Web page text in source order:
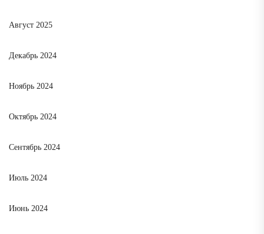
Август 2025
Декабрь 2024
Ноябрь 2024
Октябрь 2024
Сентябрь 2024
Июль 2024
Июнь 2024